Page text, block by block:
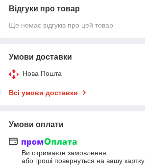
Відгуки про товар
Ще немає відгуків про цей товар
Умови доставки
Нова Пошта
Всі умови доставки
Умови оплати
Ви отримаєте замовлення
або гроші повернуться на вашу картку